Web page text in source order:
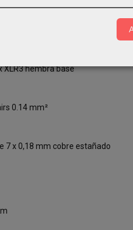
XLR3 hembra base
0.14 mm²
7 x 0,18 mm cobre estañado